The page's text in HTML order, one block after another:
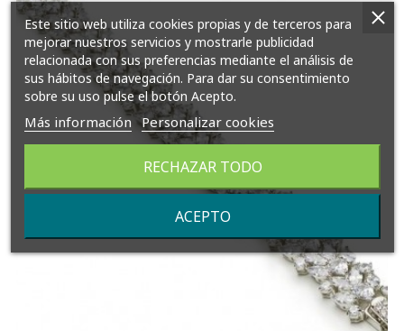
Este sitio web utiliza cookies propias y de terceros para
mejorar nuestros servicios y mostrarle publicidad
relacionada con sus preferencias mediante el análisis de
sus hábitos de navegación. Para dar su consentimiento
sobre su uso pulse el botón Acepto.
Más información Personalizar cookies
RECHAZAR TODO
ACEPTO